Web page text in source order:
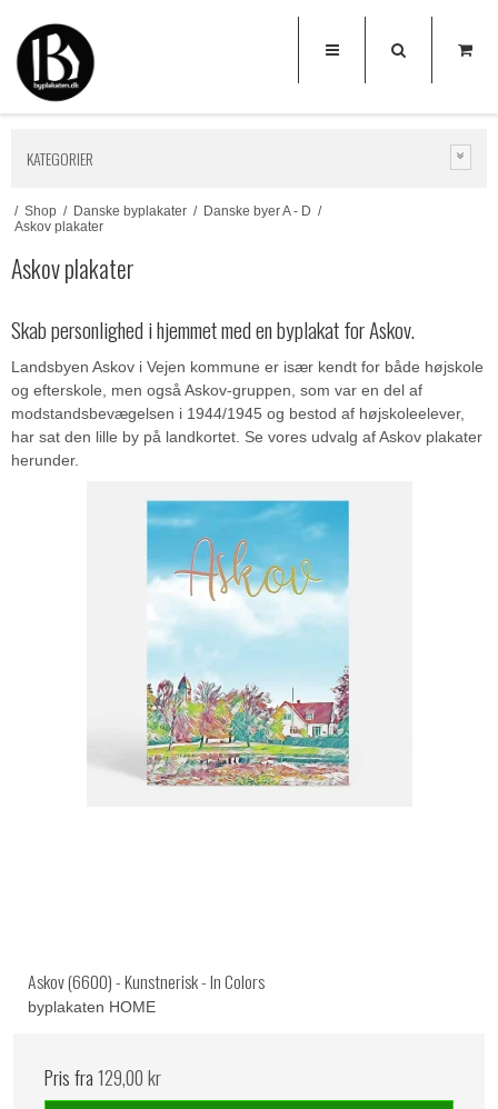
KATEGORIER
/ Shop / Danske byplakater / Danske byer A - D /
Askov plakater
Askov plakater
Skab personlighed i hjemmet med en byplakat for Askov.
Landsbyen Askov i Vejen kommune er især kendt for både højskole
og efterskole, men også Askov-gruppen, som var en del af
modstandsbevægelsen i 1944/1945 og bestod af højskoleelever,
har sat den lille by på landkortet. Se vores udvalg af Askov plakater
herunder.
Askov (6600) - Kunstnerisk - In Colors
byplakaten HOME
Pris fra129,00 kr